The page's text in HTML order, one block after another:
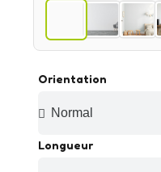
Orientation
Longueur